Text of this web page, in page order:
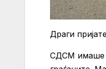
Драги
СДСМ имаше